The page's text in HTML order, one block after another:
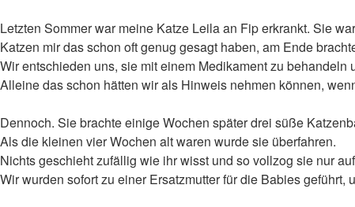
Letzten Sommer war meine Katze Leila an Fip erkrankt. Sie
Katzen mir das schon oft genug gesagt haben, am Ende
Wir entschieden uns, sie mit einem Medikament zu
Alleine das schon hätten wir als Hinweis nehmen können,
Dennoch. Sie brachte einige Wochen später drei süße
Als die kleinen vier Wochen alt waren wurde sie überfahren.
Nichts geschieht zufällig wie ihr wisst und so vollzog sie nur
Wir wurden sofort zu einer Ersatzmutter für die Babies